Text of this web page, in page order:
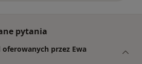
pytania
przez Ewa